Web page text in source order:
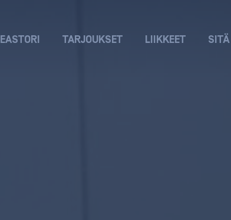
EASTORI TARJOUKSET LIIKKEET